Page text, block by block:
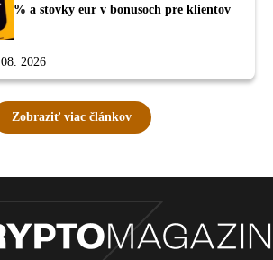
% a stovky eur v bonusoch pre klientov
2026
Zobraziť viac článkov